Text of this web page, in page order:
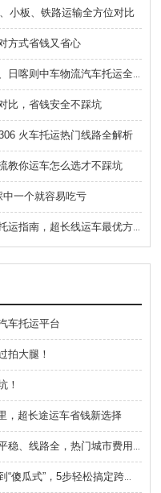
小板、铁路运输全方位对比
方式省钱又省心
西藏自驾返程不用硬开｜拉萨、林芝、日喀则中车物流汽车托运全指南
比，省钱安全不踩坑
火车托运热门线路全解析
教你运车怎么选才不踩坑
一个就容易吃亏
中车物流7-9 月暑期 12306 火车汽车托运指南，超长线运车最优方案
车托运平台
拍大腿！
！
，超长途运车省钱新选择
中车物流火车托运全攻略：流程简化到“傻瓜式”，5步轻松搞定跨省运车！